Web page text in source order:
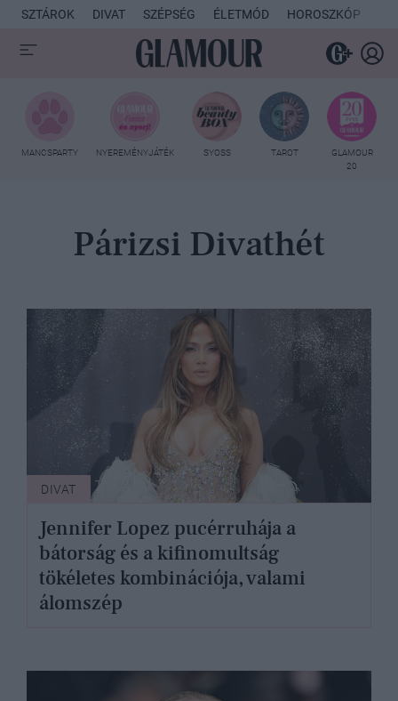
SZTÁROK DIVAT SZÉPSÉG ÉLETMÓD HOROSZKÓP
MANCSPARTY NYEREMÉNYJÁTÉK SYOSS TAROT
GLAMOUR
20
Párizsi Divathét
DIVAT
Jennifer Lopez pucérruhája a
bátorság és a kifinomultság
tökéletes kombinációja, valami
álomszép